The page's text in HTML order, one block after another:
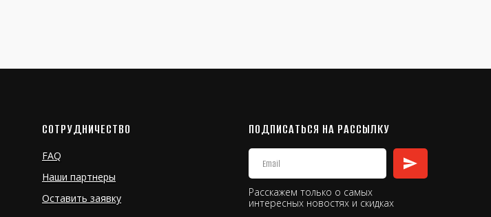
СОТРУДНИЧЕСТВО
FAQ
Наши партнеры
Оставить заявку
ПОДПИСАТЬСЯ НА РАССЫЛКУ
Расскажем только о самых
интересных новостях и скидках